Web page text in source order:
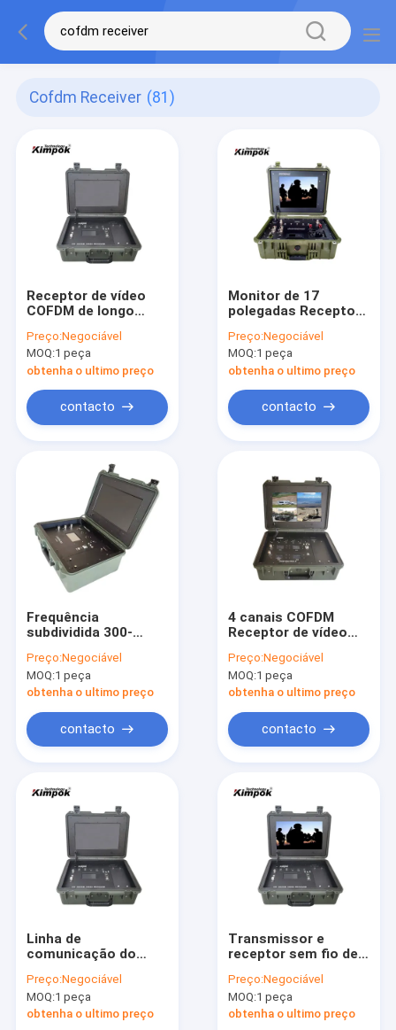
Cofdm Receiver (81)
Receptor de vídeo
COFDM de longo
de 17 polegadas 1
canal
Preço:Negociável
MOQ:1 peça
obtenha o ultimo preço
contacto
Monitor de 17
polegadas Receptor
um canal COFDM
com Receptor AV de
alta definição e
senha definida pelo
usuário AES
Preço:Negociável
MOQ:1 peça
obtenha o ultimo preço
contacto
Frequência
subdividida 300-
Transmissor de
vídeo HD sem fio de
áudio com monitor
segurança
Preço:Negociável
MOQ:1 peça
obtenha o ultimo preço
contacto
4 canais COFDM
Receptor de vídeo
Downlink 17
polegadas LCD
Preço:Negociável
MOQ:1 peça
obtenha o ultimo preço
contacto
Linha de
comunicação do
900mhz Receptor de
vídeo sem fio Full HD
com constelação
Preço:Negociável
MOQ:1 peça
obtenha o ultimo preço
Transmissor e
receptor sem fio de
17 polegadas com
entrada de nível de
RF de 105 dBm
Preço:Negociável
MOQ:1 peça
obtenha o ultimo preço